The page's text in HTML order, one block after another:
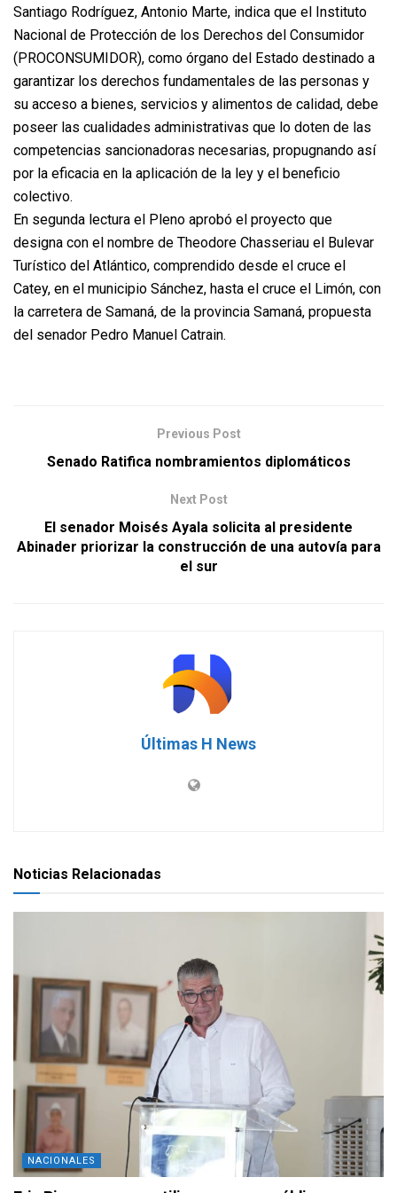
Santiago Rodríguez, Antonio Marte, indica que el Instituto
Nacional de Protección de los Derechos del Consumidor
(PROCONSUMIDOR), como órgano del Estado destinado a
garantizar los derechos fundamentales de las personas y
su acceso a bienes, servicios y alimentos de calidad, debe
poseer las cualidades administrativas que lo doten de las
competencias sancionadoras necesarias, propugnando así
por la eficacia en la aplicación de la ley y el beneficio
colectivo.
En segunda lectura el Pleno aprobó el proyecto que
designa con el nombre de Theodore Chasseriau el Bulevar
Turístico del Atlántico, comprendido desde el cruce el
Catey, en el municipio Sánchez, hasta el cruce el Limón, con
la carretera de Samaná, de la provincia Samaná, propuesta
del senador Pedro Manuel Catrain.
Previous Post
Senado Ratifica nombramientos diplomáticos
Next Post
El senador Moisés Ayala solicita al presidente
Abinader priorizar la construcción de una autovía para
el sur
Últimas H News
Noticias Relacionadas
NACIONALES